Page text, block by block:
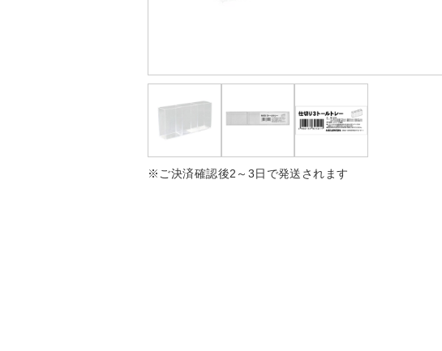
※ご決済確認後2～3日で発送されます